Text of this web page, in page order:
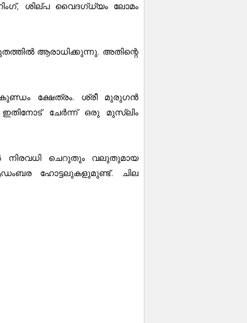
,
ശില്പ വൈദഗ്ധ്യം ലോമം
ആരാധിക്കുന്നു
അതിന്റെ
ക്ഷേത്രം. ശ്രീ മുരുഗൻ
ഇതിനോട് ചേർന്ന് ഒരു മുസ്ലിം
നിരവധി ചെറുതും വലുതുമായ
ഹോട്ടലുകളുമുണ്ട്.
ചില